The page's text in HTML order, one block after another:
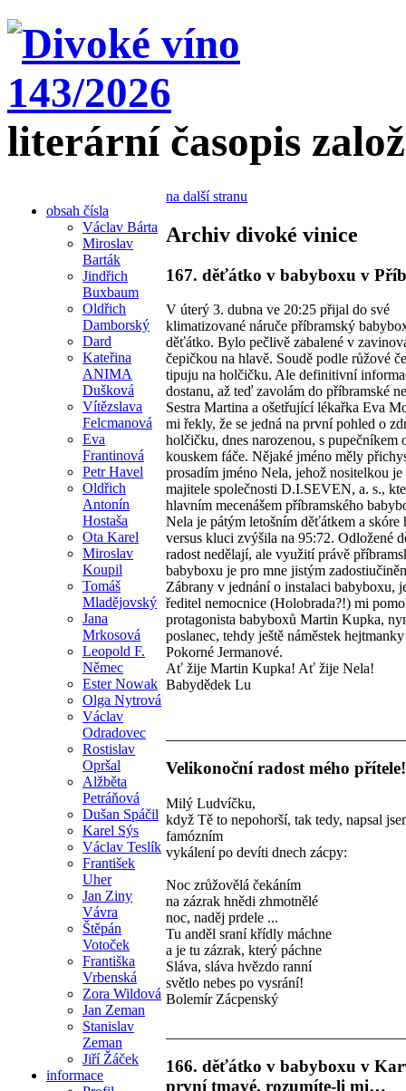
literární časopis
obsah čísla
Václav Bárta
Miroslav
Barták
Jindřich
Buxbaum
Oldřich
Damborský
Dard
Kateřina
ANIMA
Dušková
Vítězslava
Felcmanová
Eva
Frantinová
Petr Havel
Oldřich
Antonín
Hostaša
Ota Karel
Miroslav
Koupil
Tomáš
Mladějovský
Jana
Mrkosová
Leopold F.
Němec
Ester Nowak
Olga Nytrová
Václav
Odradovec
Rostislav
Opršal
Alžběta
Petráňová
Dušan Spáčil
Karel Sýs
Václav Teslík
František
Uher
Jan Ziny
Vávra
Štěpán
Votoček
Františka
Vrbenská
Zora Wildová
Jan Zeman
Stanislav
Zeman
Jiří Žáček
informace
na další stranu
Archiv divoké vinice
167. děťátko v babyboxu v
V úterý 3. dubna ve 20:25 přijal do své
klimatizované náruče příbramský
děťátko. Bylo pečlivě zabalené v
čepičkou na hlavě. Soudě podle růžové
tipuju na holčičku. Ale definitivní
dostanu, až teď zavolám do příbramské
Sestra Martina a ošetřující lékařka Eva
mi řekly, že se jedná na první pohled o
holčičku, dnes narozenou, s pupečníkem
kouskem fáče. Nějaké jméno měly
prosadím jméno Nela, jehož nositelkou je
majitele společnosti D.I.SEVEN, a. s.,
hlavním mecenášem příbramského
Nela je pátým letošním děťátkem a skóre
versus kluci zvýšila na 95:72. Odložené
radost nedělají, ale využití právě
babyboxu je pro mne jistým
Zábrany v jednání o instalaci babyboxu,
ředitel nemocnice (Holobrada?!) mi
protagonista babyboxů Martin Kupka,
poslanec, tehdy ještě náměstek
Pokorné Jermanové.
Ať žije Martin Kupka! Ať žije Nela!
Babydědek Lu
Velikonoční radost mého přítele!
Milý Ludvíčku,
když Tě to nepohorší, tak tedy, napsal
famózním
vykálení po devíti dnech zácpy:
Noc zrůžovělá čekáním
na zázrak hnědi zhmotnělé
noc, naděj prdele ...
Tu anděl sraní křídly máchne
a je tu zázrak, který páchne
Sláva, sláva hvězdo ranní
světlo nebes po vysrání!
Bolemír Zácpenský
166. děťátko v babyboxu v
první tmavé, rozumíte-li mi…